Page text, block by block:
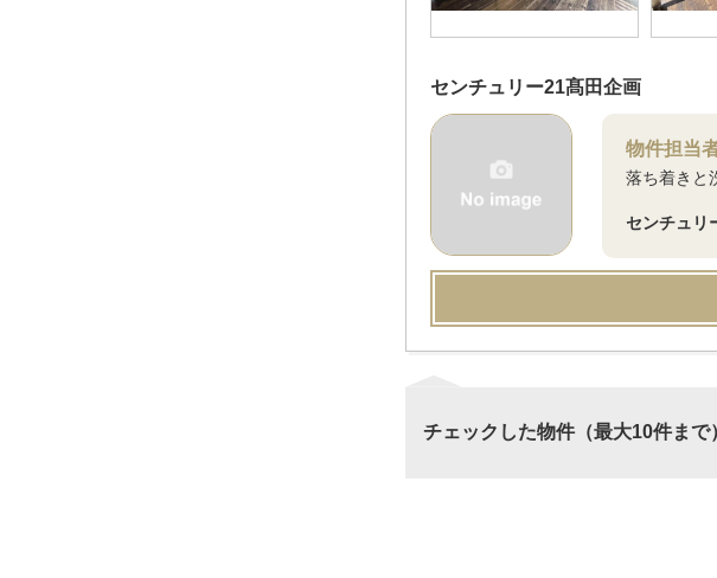
センチュリー21髙田企画
物件担当
落ち着きと
センチュリ
チェックした物件（最大10件まで